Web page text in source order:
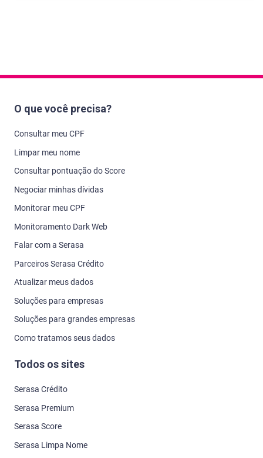
O que você precisa?
Consultar meu CPF
Limpar meu nome
Consultar pontuação do Score
Negociar minhas dívidas
Monitorar meu CPF
Monitoramento Dark Web
Falar com a Serasa
Parceiros Serasa Crédito
Atualizar meus dados
Soluções para empresas
Soluções para grandes empresas
Como tratamos seus dados
Todos os sites
Serasa Crédito
Serasa Premium
Serasa Score
Serasa Limpa Nome